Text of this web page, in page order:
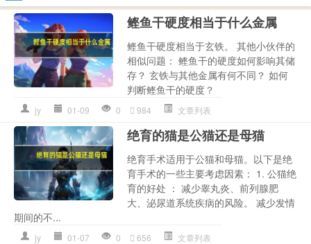
鲣鱼干硬度相当于什么金属
鲣鱼干硬度相当于玄铁。 其他小伙伴的
相似问题： 鲣鱼干的硬度如何影响其储
存？ 玄铁与其他金属有何不同？ 如何
判断鲣鱼干的硬度？
jy 01-09 0 984 文章列表
绝育的猫是公猫还是母猫
绝育手术适用于公猫和母猫。以下是绝
育手术的一些主要考虑因素： 1. 公猫绝
育的好处 ： 减少睾丸炎、前列腺肥
大、泌尿道系统疾病的风险。 减少发情
期间的不...
jy 01-07 0 656 文章列表